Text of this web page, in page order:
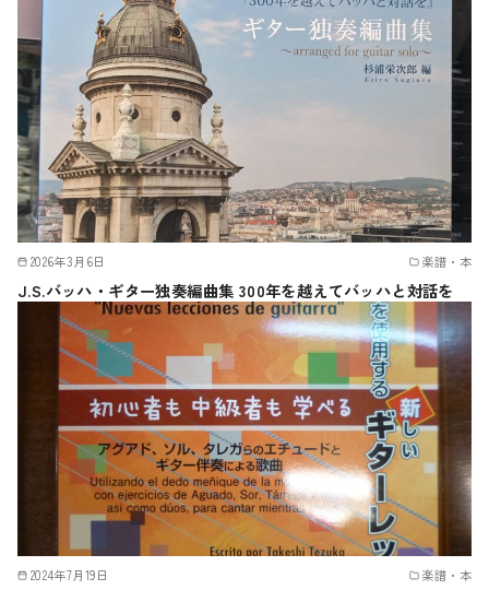
2026年3月6日 楽譜・本
J.S.バッハ・ギター独奏編曲集 300年を越えてバッハと対話を
2024年7月19日 楽譜・本